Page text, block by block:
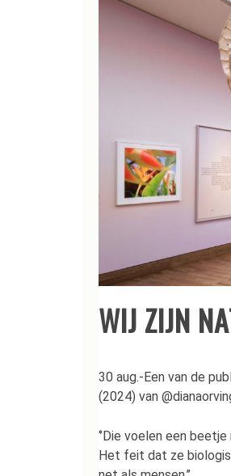
WIJ ZIJN
30 aug.-Een van de
(2024) van
‘’Die voelen een
Het feit dat ze